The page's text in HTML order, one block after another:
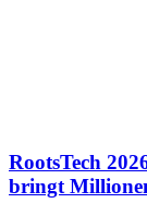
RootsTech
bringt